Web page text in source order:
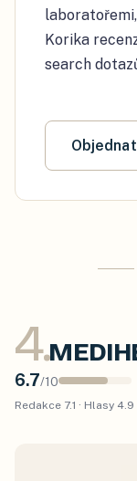
Korika
search
Objednat
4.
6.7/10
Redakce 7.1 · Hlasy 4.9